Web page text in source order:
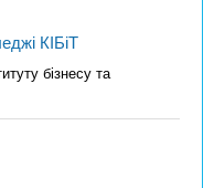
КІБіТ
бізнесу та